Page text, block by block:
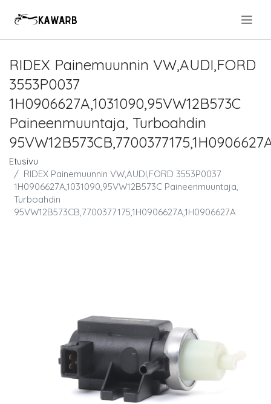
RIDEX Painemuunnin VW,AUDI,FORD
3553P0037
1H0906627A,1031090,95VW12B573C
Paineenmuuntaja, Turboahdin
Etusivu
RIDEX Painemuunnin VW,AUDI,FORD 3553P0037
1H0906627A,1031090,95VW12B573C Paineenmuuntaja,
Turboahdin
95VW12B573CB,7700377175,1H0906627A,1H0906627A